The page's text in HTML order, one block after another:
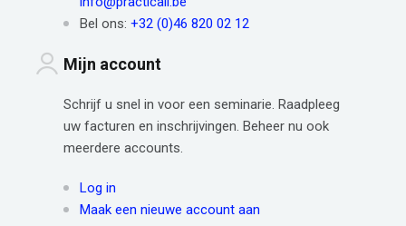
Bel ons: +32 (0)46 820 02 12
Mijn account
Schrijf u snel in voor een seminarie. Raadpleeg
uw facturen en inschrijvingen. Beheer nu ook
meerdere accounts.
Log in
Maak een nieuwe account aan